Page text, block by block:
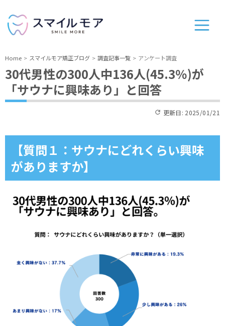
Home スマイルモア矯正ブログ 調査記事一覧 アンケート調査
30代男性の300人中136人(45.3％)が
「サウナに興味あり」と回答
更新日: 2025/01/21
【質問１：サウナにどれくらい興味
がありますか】